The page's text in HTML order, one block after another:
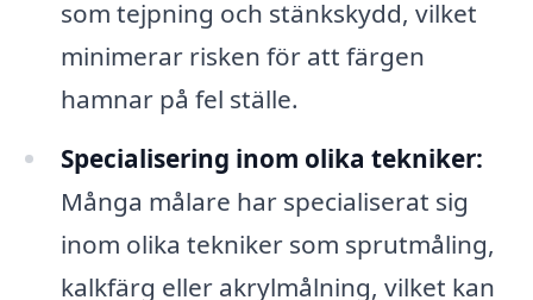
som tejpning och stänkskydd, vilket
minimerar risken för att färgen
hamnar på fel ställe.
Specialisering inom olika tekniker:
Många målare har specialiserat sig
inom olika tekniker som sprutmåling,
kalkfärg eller akrylmålning, vilket kan